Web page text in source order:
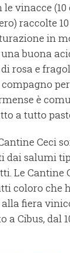
vinacce (10
raccolte
in
buona
rosa e
è
a tutto
Ceci
dai salumi
Le Cantine
coloro che
fiera
a Cibus, dal